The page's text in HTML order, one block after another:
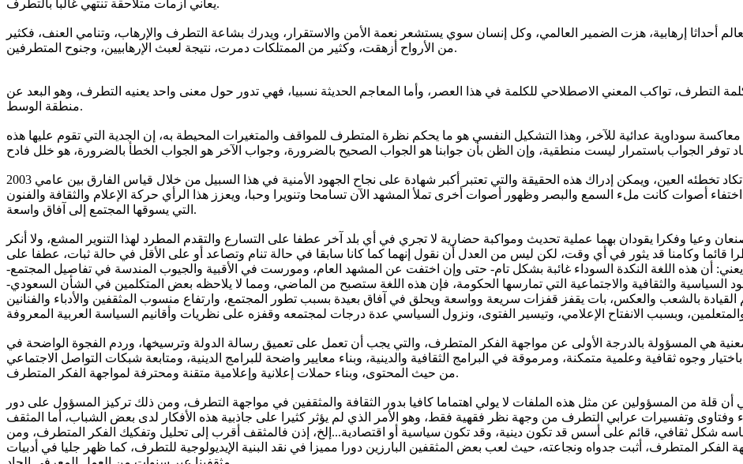
يعاني أزمات متلاحقة تنتهي غالبا بالتطرف.
أحداثا إرهابية، هزت الضمير العالمي، وكل إنسان سوي يستشعر نعمة الأمن والاستقرار، ويدرك بشاعة التطرف والإرهاب، وتنامي العنف، فكثير
من الأرواح أزهقت، وكثير من الممتلكات دمرت، نتيجة لعبث الإرهابيين، وجنوح المتطرفين.
التطرف، تواكب المعني الاصطلاحي للكلمة في هذا العصر، وأما المعاجم الحديثة نسبيا، فهي تدور حول معنى واحد يعنيه التطرف، وهو البعد عن
منطقة الوسط.
سوداوية عدائية للآخر، وهذا التشكيل النفسي هو ما يحكم نظرة المتطرف للمواقف والمتغيرات المحيطة به، إن الجدية التي تقوم عليها هذه
والتطرف في السعودية اليوم يواجه انحسارا غير مسبوق، لا تكاد تخطئه العين، ويمكن إدراك هذه الحقيقة والتي تعتبر أكبر شهادة على نجاح الجهود الأمنية في هذا السبيل من خلال قياس الفارق بين عامي 2003
اختفاء أصوات كانت ملء السمع والبصر وظهور أصوات أخرى تملأ المشهد الآن تسامحا وتنويرا وحبا، ويعزز هذا الرأي حركة الإعلام والثقافة والفنون
التي يسوقها المجتمع إلى آفاق واسعة.
وعيا وفكرا يقودان بهما عملية تحديث ومواكبة حضارية لا تجري في أي بلد آخر عطفا على التسارع والتقدم المطرد لهذا التنوير المشع، ولا أنكر
قائما وكامنا قد يثور في أي وقت، لكن ليس من العدل أن نقول إنهما كما كانا سابقا في حالة تنام وتصاعد أو على الأقل في حالة ثبات، عطفا على
أن هذه اللغة النكدة السوداء غائبة بشكل تام- حتى وإن اختفت عن المشهد العام، ومورست في الأقبية والجيوب المندسة في تفاصيل المجتمع-
والثقافية والاجتماعية التي تمارسها الحكومة، فإن هذه اللغة ستصبح من الماضي، ومما لا يلاحظه بعض المتكلمين في الشأن السعودي-
بالشعب والعكس، بات يقفز قفزات سريعة وواسعة ويحلق في آفاق بعيدة بسبب تطور المجتمع، وارتفاع منسوب المثقفين والأدباء والفنانين
هي المسؤولة بالدرجة الأولى عن مواجهة الفكر المتطرف، والتي يجب أن تعمل على تعميق رسالة الدولة وترسيخها، وردم الفجوة الواضحة في
وجوه ثقافية وعلمية متمكنة، ومرموقة في البرامج الثقافية والدينية، وبناء معايير واضحة للبرامج الدينية، ومتابعة شبكات التواصل الاجتماعي
من حيث المحتوى، وبناء حملات إعلانية وإعلامية متقنة ومحترفة لمواجهة الفكر المتطرف.
أن قلة من المسؤولين عن مثل هذه الملفات لا يولي اهتماما كافيا بدور الثقافة والمثقفين في مواجهة التطرف، ومن ذلك تركيز المسؤول على دور
وفتاوى وتفسيرات عرابي التطرف من وجهة نظر فقهية فقط، وهو الأمر الذي لم يؤثر كثيرا على جاذبية هذه الأفكار لدى بعض الشباب، أما المثقف
شكل ثقافي، قائم على أسس قد تكون دينية، وقد تكون سياسية أو اقتصادية...إلخ، إذن فالمثقف أقرب إلى تحليل وتفكيك الفكر المتطرف، ومن
الفكر المتطرف، أثبت جدواه ونجاعته، حيث لعب بعض المثقفين البارزين دورا مميزا في نقد البنية الإيديولوجية للتطرف، كما ظهر جليا في أدبيات